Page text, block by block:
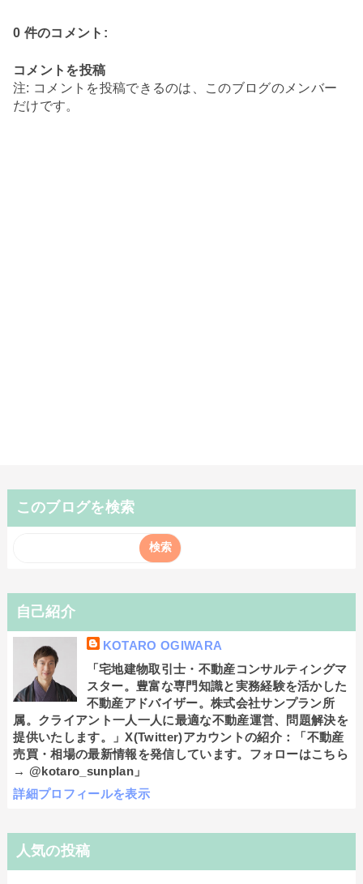
0 件のコメント:
コメントを投稿
注: コメントを投稿できるのは、このブログのメンバー
だけです。
このブログを検索
自己紹介
KOTARO OGIWARA
「宅地建物取引士・不動産コンサルティングマ
スター。豊富な専門知識と実務経験を活かした
不動産アドバイザー。株式会社サンプラン所
属。クライアント一人一人に最適な不動産運営、問題解決を
提供いたします。」X(Twitter)アカウントの紹介：「不動産
売買・相場の最新情報を発信しています。フォローはこちら
→ @kotaro_sunplan」
詳細プロフィールを表示
人気の投稿